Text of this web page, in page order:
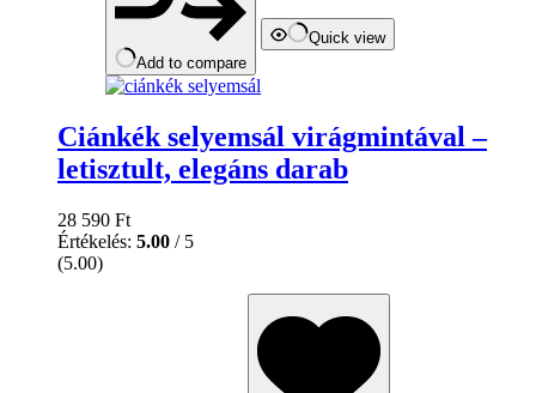
Add to compare
Quick view
Ciánkék selyemsál virágmintával –
letisztult, elegáns darab
28 590 Ft
Értékelés: 5.00 / 5
(5.00)